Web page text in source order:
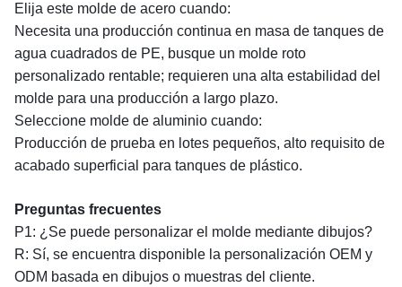
Elija este molde de acero cuando:
Necesita una producción continua en masa de tanques de
agua cuadrados de PE, busque un molde roto
personalizado rentable; requieren una alta estabilidad del
molde para una producción a largo plazo.
Seleccione molde de aluminio cuando:
Producción de prueba en lotes pequeños, alto requisito de
acabado superficial para tanques de plástico.
Preguntas frecuentes
P1: ¿Se puede personalizar el molde mediante dibujos?
R: Sí, se encuentra disponible la personalización OEM y
ODM basada en dibujos o muestras del cliente.